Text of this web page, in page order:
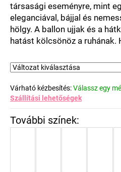
társasági eseményre, mint
eleganciával, bájjal és
hölgy. A ballon ujjak és a
hatást kölcsönöz a ruhának.
Várható kézbesítés:Válassz egy
Szállítási lehetőségek